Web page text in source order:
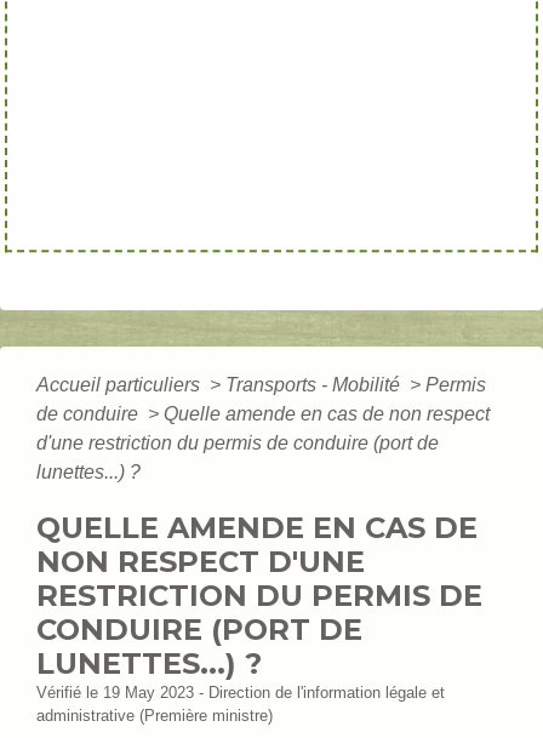
Accueil particuliers > Transports - Mobilité > Permis
de conduire > Quelle amende en cas de non respect
d'une restriction du permis de conduire (port de
lunettes...) ?
QUELLE AMENDE EN CAS DE
NON RESPECT D'UNE
RESTRICTION DU PERMIS DE
CONDUIRE (PORT DE
LUNETTES...) ?
Vérifié le 19 May 2023 - Direction de l'information légale et
administrative (Première ministre)